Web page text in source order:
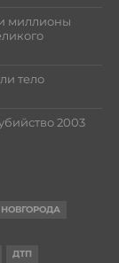
миллионы
тело
2003
ДТП